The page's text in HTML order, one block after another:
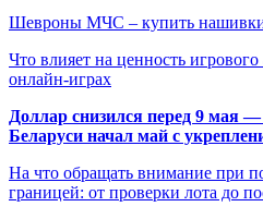
Шевроны МЧС – купить
Что влияет на ценность
онлайн-играх
Доллар снизился перед 9 мая
Беларуси начал май с
На что обращать внимание при
границей: от проверки лота до